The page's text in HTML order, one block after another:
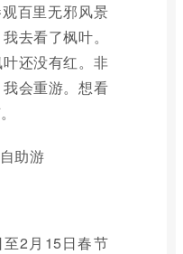
百里无邪风景
去看了枫叶。
还没有红。非
会重游。想看
助游
2月15日春节